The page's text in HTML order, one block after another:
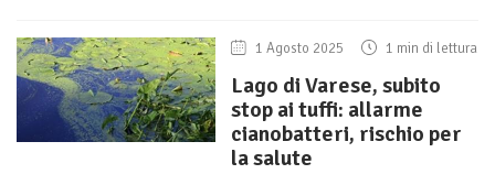
1 Agosto 2025 1 min di lettura
Lago di Varese, subito
stop ai tuffi: allarme
cianobatteri, rischio per
la salute